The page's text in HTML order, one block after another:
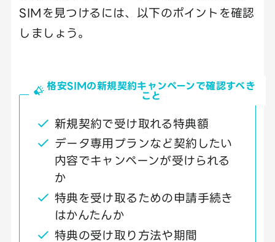
SIMを見つけるには、以下のポイントを確認
しましょう。
格安SIMの新規契約キャンペーンで確認すべき
こと
新規契約で受け取れる特典額
データ専用プランなど契約したい
内容でキャンペーンが受けられる
か
特典を受け取るための申請手続き
はかんたんか
特典の受け取り方法や期間